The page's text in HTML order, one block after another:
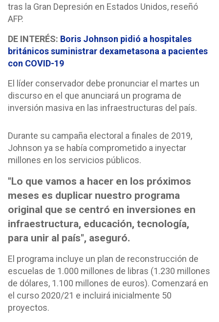
tras la Gran Depresión en Estados Unidos, reseñó
AFP.
DE INTERÉS: Boris Johnson pidió a hospitales
británicos suministrar dexametasona a pacientes
con COVID-19
El líder conservador debe pronunciar el martes un
discurso en el que anunciará un programa de
inversión masiva en las infraestructuras del país.
Durante su campaña electoral a finales de 2019,
Johnson ya se había comprometido a inyectar
millones en los servicios públicos.
"Lo que vamos a hacer en los próximos
meses es duplicar nuestro programa
original que se centró en inversiones en
infraestructura, educación, tecnología,
para unir al país", aseguró.
El programa incluye un plan de reconstrucción de
escuelas de 1.000 millones de libras (1.230 millones
de dólares, 1.100 millones de euros). Comenzará en
el curso 2020/21 e incluirá inicialmente 50
proyectos.